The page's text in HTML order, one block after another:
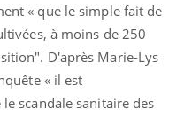
« que le simple fait de
à moins de 250
D'après Marie-Lys
« il est
scandale sanitaire des